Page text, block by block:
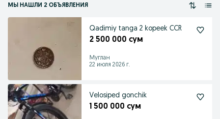
МЫ НАШЛИ 2 ОБЪЯВЛЕНИЯ
Qadimiy tanga 2 kopeek CCR
2 500 000 сум
Муглан
22 июля 2026 г.
Velosiped gonchik
1 500 000 сум